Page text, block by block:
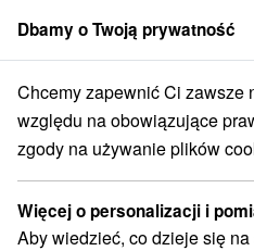
członek grupySorger
Prešovský kraj Ždiar
Ždiarski
Wyświetl stronę internetową
Dbamy o Twoją prywatność
Chcemy zapewnić Ci zawsze
względu na obowiązujące
zgody na używanie plików
Więcej o personalizacji i
Aby wiedzieć, co dzieje się